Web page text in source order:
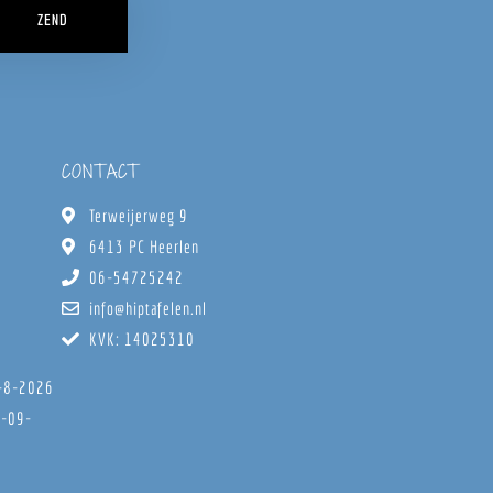
ZEND
2026
09-
CONTACT
Terweijerweg 9
6413 PC Heerlen
06-54725242
info@hiptafelen.nl
KVK: 14025310